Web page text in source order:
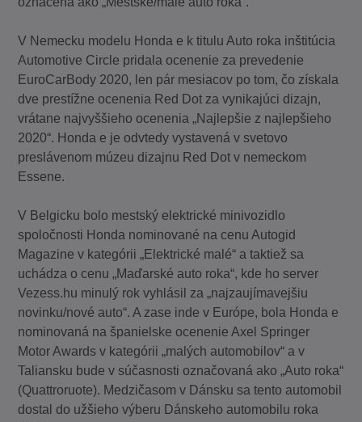
V Nemecku modelu Honda e k titulu Auto roka inštitúcia
Automotive Circle pridala ocenenie za prevedenie
EuroCarBody 2020, len pár mesiacov po tom, čo získala
dve prestížne ocenenia Red Dot za vynikajúci dizajn,
vrátane najvyššieho ocenenia „Najlepšie z najlepšieho
2020“. Honda e je odvtedy vystavená v svetovo
preslávenom múzeu dizajnu Red Dot v nemeckom
Essene.
V Belgicku bolo mestský elektrické minivozidlo
spoločnosti Honda nominované na cenu Autogid
Magazine v kategórii „Elektrické malé“ a taktiež sa
uchádza o cenu „Maďarské auto roka“, kde ho server
Vezess.hu minulý rok vyhlásil za „najzaujímavejšiu
novinku/nové auto“. A zase inde v Európe, bola Honda e
nominovaná na španielske ocenenie Axel Springer
Motor Awards v kategórii „malých automobilov“ a v
Taliansku bude v súčasnosti označovaná ako „Auto roka“
(Quattroruote). Medzičasom v Dánsku sa tento automobil
dostal do užšieho výberu Dánskeho automobilu roka